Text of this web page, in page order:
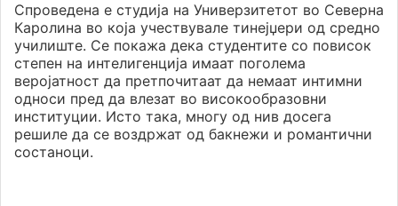
Спроведена е студија на Универзитетот во Северна
Каролина во која учествувале тинејџери од средно
училиште. Се покажа дека студентите со повисок
степен на интелигенција имаат поголема
веројатност да претпочитаат да немаат интимни
односи пред да влезат во високообразовни
институции. Исто така, многу од нив досега
решиле да се воздржат од бакнежи и романтични
состаноци.